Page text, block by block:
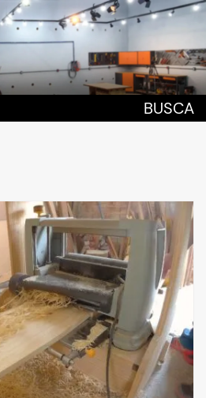
BUSCA